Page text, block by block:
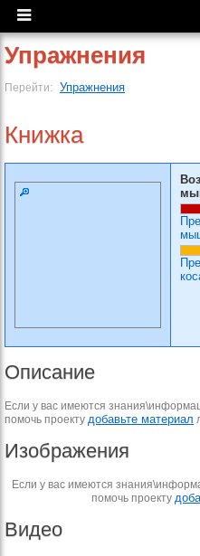
Упражнения
Перейти: Упражнения
Книжка
Описание
Если у вас имеются
помочь проекту добавьте материал
Изображения
Если у вас имеются
помочь проекту
Видео